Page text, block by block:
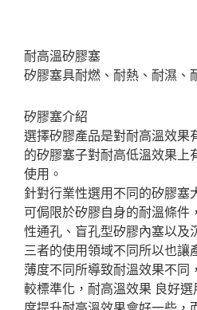
耐高溫矽膠塞
矽膠塞具耐燃、耐熱、耐濕、
矽膠塞介紹
選擇矽膠產品是對耐高溫效果
的矽膠塞子對耐高低溫效果上
使用。
針對行業性選用不同的矽膠塞
可侷限於矽膠自身的耐溫條件
性通孔、盲孔型矽膠內塞以及
三者的使用領域不同所以也讓
薄度不同所導致耐溫效果不同
較標準化，耐高溫效果 良好